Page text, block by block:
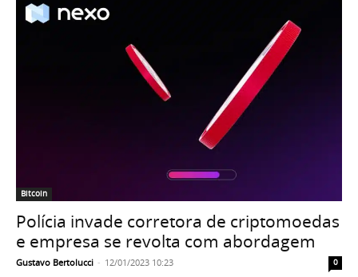
Bitcoin
Polícia invade corretora de criptomoedas
e empresa se revolta com abordagem
Gustavo Bertolucci - 12/01/2023 10:23 0